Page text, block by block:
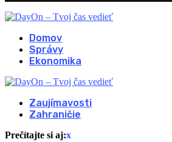
Domov
Správy
Ekonomika
Zaujímavosti
Zahraničie
Prečítajte si aj:x